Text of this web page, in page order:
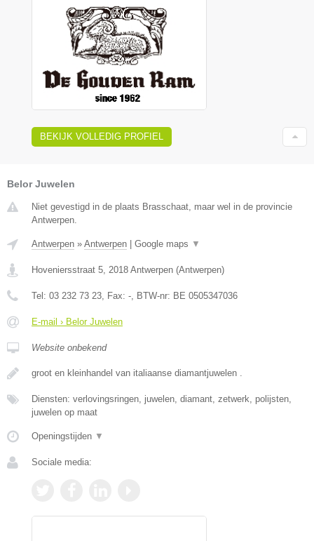
BEKIJK VOLLEDIG PROFIEL
Belor Juwelen
Niet gevestigd in de plaats Brasschaat, maar wel in de provincie
Antwerpen.
Antwerpen » Antwerpen Google maps ▼
Hoveniersstraat 5, 2018 Antwerpen (Antwerpen)
Tel: 03 232 73 23, Fax: -, BTW-nr: BE 0505347036
E-mail › Belor Juwelen
Website onbekend
groot en kleinhandel van italiaanse diamantjuwelen .
Diensten: verlovingsringen, juwelen, diamant, zetwerk, polijsten,
juwelen op maat
Openingstijden ▼
Sociale media: